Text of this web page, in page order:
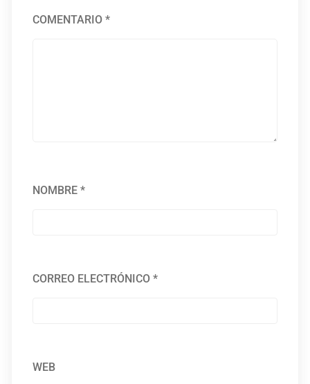
COMENTARIO*
NOMBRE*
CORREO ELECTRÓNICO*
WEB